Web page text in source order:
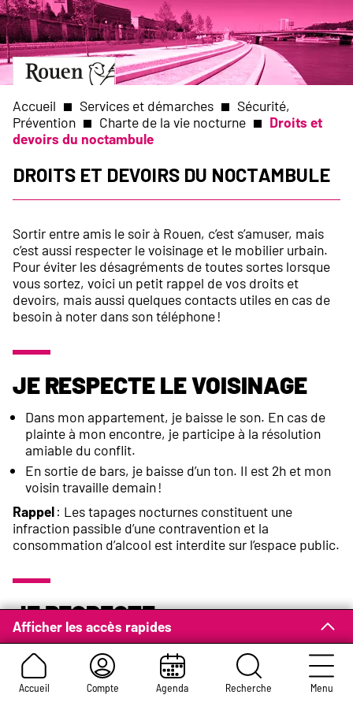
Aller
au
contenu
principal
Aller
à
page
d’accueil
Slide
1
of
1
Accueil Compte Agenda Recherche Menu
d'Ariane
Accueil Services et démarches
Sécurité,
Prévention
Charte de la vie nocturne
Droits et
devoirs du noctambule
Droits et devoirs du noctambule
Afficher les accès rapides
Sortir entre amis le soir à Rouen, c’est s’amuser, mais
c’est aussi respecter le voisinage et le mobilier urbain.
Pour éviter les désagréments de toutes sortes lorsque
vous sortez, voici un petit rappel de vos droits et
devoirs, mais aussi quelques contacts utiles en cas de
besoin à noter dans son téléphone !
Je respecte le voisinage
Dans mon appartement, je baisse le son. En cas de
plainte à mon encontre, je participe à la résolution
amiable du conflit.
En sortie de bars, je baisse d’un ton. Il est 2h et mon
voisin travaille demain !
Rappel: Les tapages nocturnes constituent une
infraction passible d’une contravention et la
consommation d’alcool est interdite sur l’espace public.
Je respecte
l’environnement urbain
Des toilettes, des cendriers et poubelles sont à ma
disposition.